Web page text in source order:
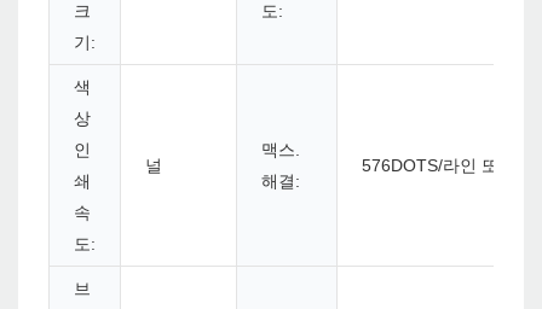
크
기:
도:
색
상
인
쇄
속
도:
널
맥스.
해결:
576DOTS/라인 또는
브